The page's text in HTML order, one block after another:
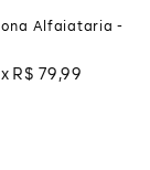
Alfaiataria -
R$ 79 ,99